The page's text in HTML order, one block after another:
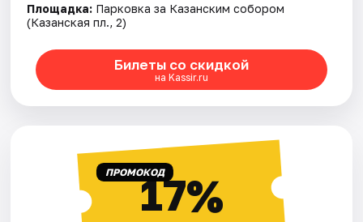
Площадка: Парковка за Казанским собором
(Казанская пл., 2)
Билеты со скидкой
на Kassir.ru
ПРОМОКОД17%